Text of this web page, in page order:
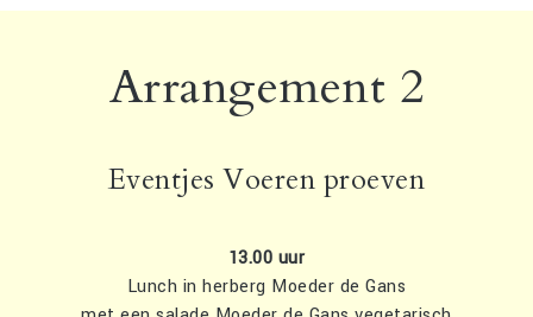
Arrangement 2
Eventjes Voeren proeven
13.00 uur
Lunch in herberg Moeder de Gans